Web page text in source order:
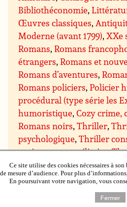
Bibliothéconomie,
Œuvres classiques,
Moderne (avant 1799),XXe
Romans,Romans
étrangers,Romans et
Romans d’aventures,
Romans policiers,Policier
procédural (type série les
humoristique,Cozy crime,
Romans noirs,Thriller,
psychologique,Thriller
espionnage et militaire,
scientifique,Thriller
Thriller ésotérique,
Sentimental suspens,
Ce site utilise des cookies nécessaires à
de mesure d’audience. Pour plus
En poursuivant votre navigation, vous
Fermer